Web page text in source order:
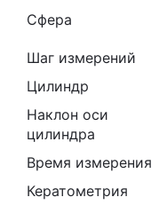
Сфера
Шаг измерений
Цилиндр
Наклон оси
цилиндра
Время измерения
Кератометрия